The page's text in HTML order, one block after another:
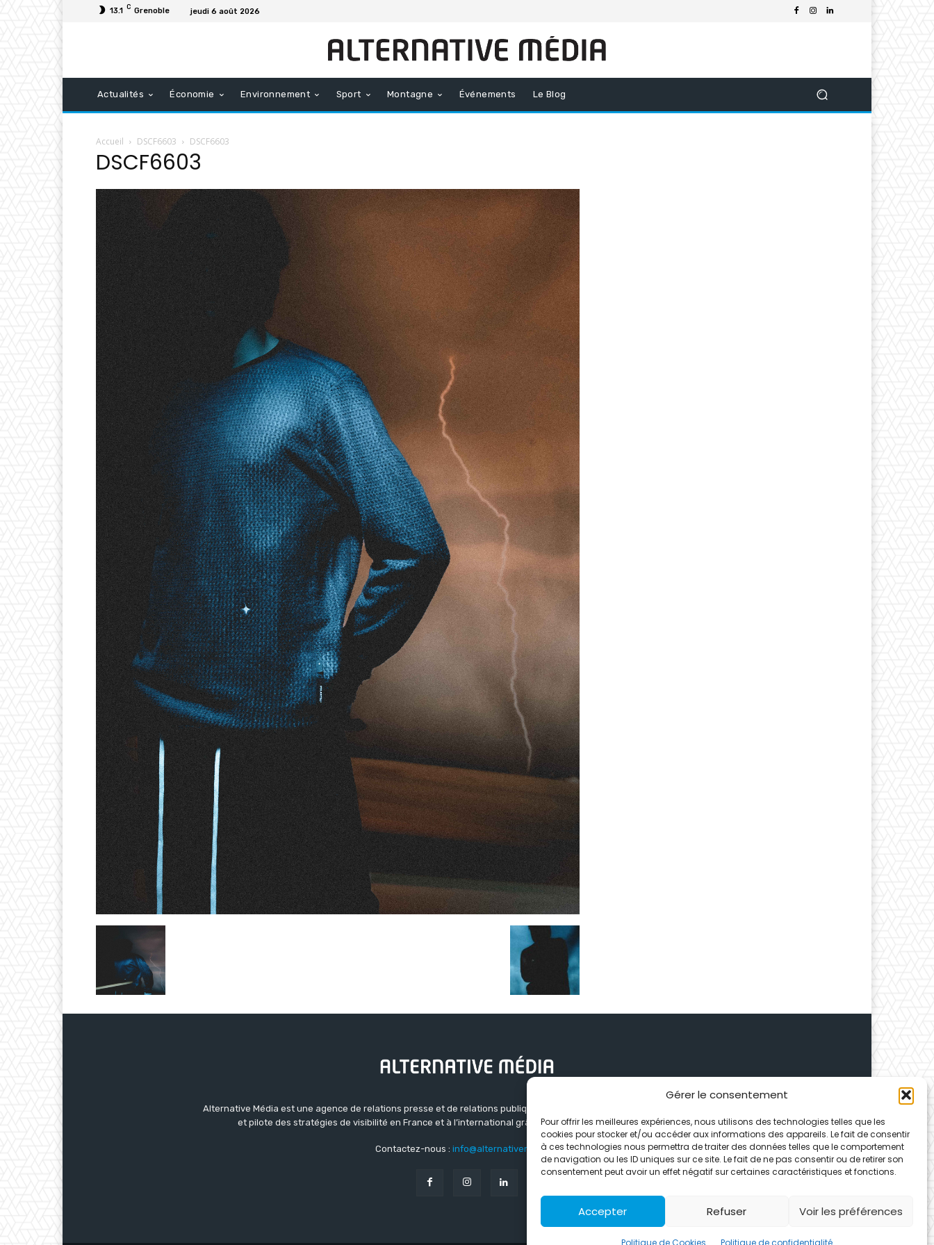
Gérer le consentement
Pour offrir les meilleures expériences, nous utilisons des technologies telles que les
cookies pour stocker et/ou accéder aux informations des appareils. Le fait de consentir
à ces technologies nous permettra de traiter des données telles que le comportement
de navigation ou les ID uniques sur ce site. Le fait de ne pas consentir ou de retirer son
consentement peut avoir un effet négatif sur certaines caractéristiques et fonctions.
Accepter Refuser Voir les préférences
Politique de Cookies Politique de confidentialité
13.1 C Grenoble jeudi 6 août 2026
Actualités Économie Environnement Sport Montagne Événements Le Blog
Accueil DSCF6603 DSCF6603
DSCF6603
Alternative Média est une agence de relations presse et de relations publiques basée à Grenoble. Depuis 1995, elle conçoit
et pilote des stratégies de visibilité en France et à l’international grâce à un réseau d’agences partenaires.
Contactez-nous : info@alternativemedia.fr